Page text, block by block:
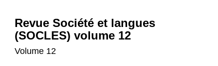
Revue Société et langues
(SOCLES) volume 12
Volume 12